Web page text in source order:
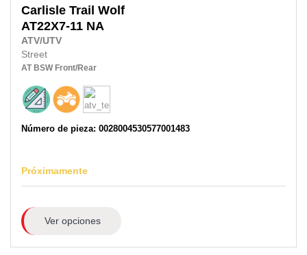
Carlisle Trail Wolf
AT22X7-11 NA
ATV/UTV
Street
AT BSW Front/Rear
Número de pieza: 0028004530577001483
Próximamente
Ver opciones